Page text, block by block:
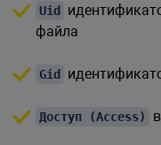
Uid
файла
Gid
Доступ (Access)